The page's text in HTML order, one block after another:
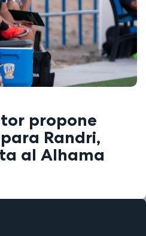
propone
Randri,
al Alhama